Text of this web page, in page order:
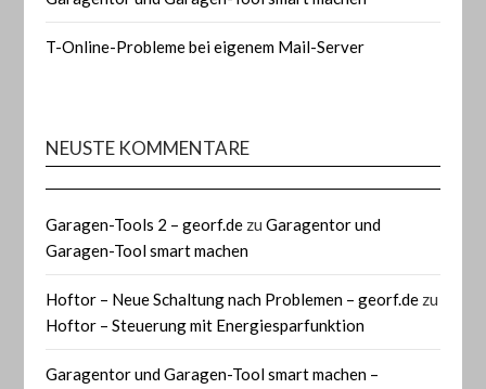
T-Online-Probleme bei eigenem Mail-Server
NEUSTE KOMMENTARE
Garagen-Tools 2 – georf.de zuGaragentor und
Garagen-Tool smart machen
Hoftor – Neue Schaltung nach Problemen – georf.de zu
Hoftor – Steuerung mit Energiesparfunktion
Garagentor und Garagen-Tool smart machen –